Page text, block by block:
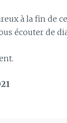
à la fin de
écouter de